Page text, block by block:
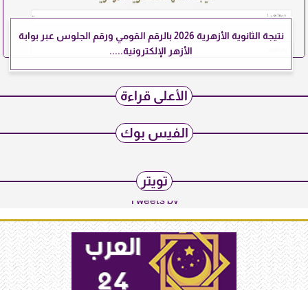
نتيجة الثانوية الأزهرية 2026 بالرقم القومي ورقم الجلوس عبر بوابة
الأزهر الإلكترونية.....
الأعلى قراءة
الفيس بوك
تويتر
Tweets by